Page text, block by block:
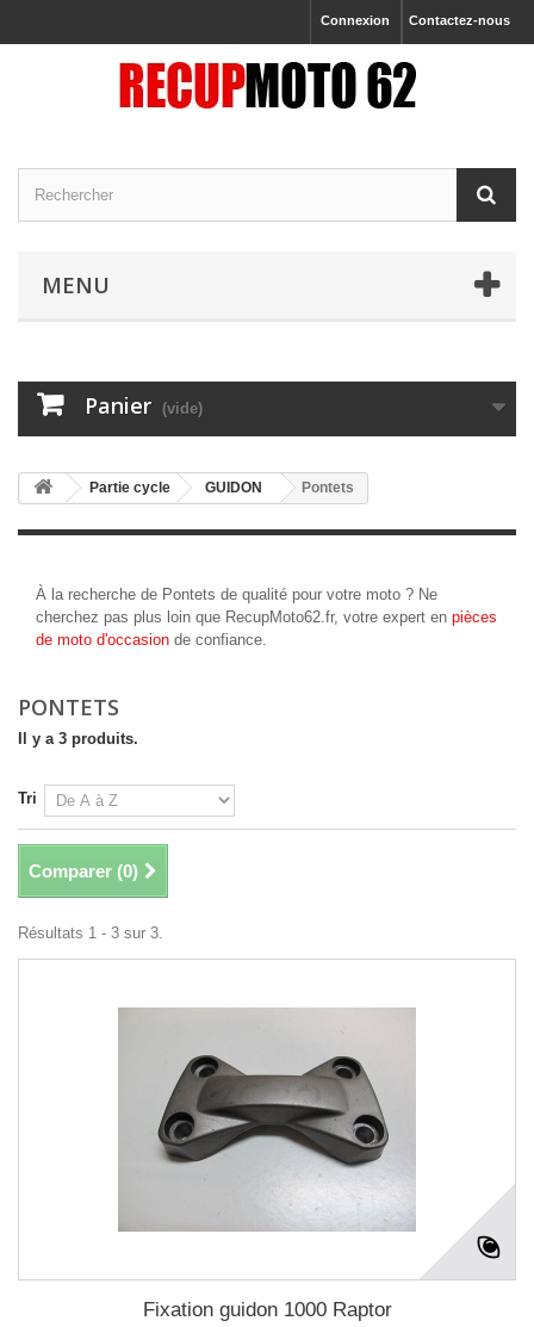
Contactez-nous
Connexion
MENU
Panier (vide)
Partie cycle GUIDON Pontets
À la recherche de Pontets de qualité pour votre moto ? Ne
cherchez pas plus loin que RecupMoto62.fr, votre expert en pièces
de moto d'occasion de confiance.
PONTETS
Il y a 3 produits.
Tri
Comparer (0)
Résultats 1 - 3 sur 3.
Fixation guidon 1000 Raptor